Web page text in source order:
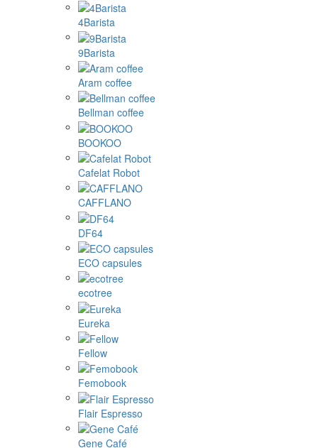
4Barista
9Barista
Aram coffee
Bellman coffee
BOOKOO
Cafelat Robot
CAFFLANO
DF64
ECO capsules
ecotree
Eureka
Fellow
Femobook
Flair Espresso
Gene Café